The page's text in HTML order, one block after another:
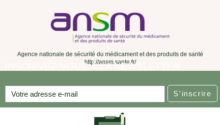
Agence nationale de sécurité du médicament et des produits de santé
http://ansm.sante.fr/
INSCRIVEZ-VOUS À LA NEWSLETTER
S'inscrire